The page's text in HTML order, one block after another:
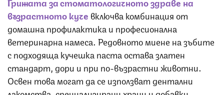
възрастното куче включва комбинация от
домашна профилактика и професионална
ветеринарна намеса. Редовното миене на зъбите
с подходяща кучешка паста остава златен
стандарт, дори и при по-възрастни животни.
Освен това могат да се използват дентални